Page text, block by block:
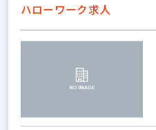
ハローワーク求人